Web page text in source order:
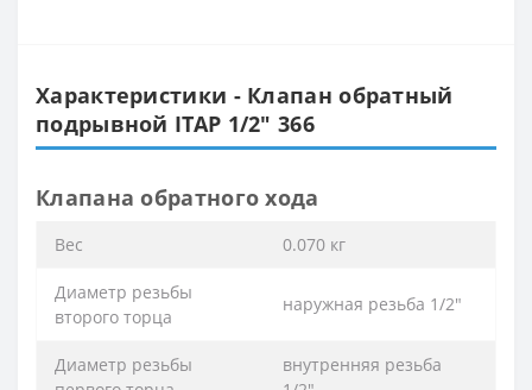
Характеристики - Клапан обратный
подрывной ITAP 1/2″ 366
Клапана обратного хода
Вес 0.070 кг
Диаметр резьбы
второго торца
наружная резьба 1/2″
Диаметр резьбы
внутренняя резьба